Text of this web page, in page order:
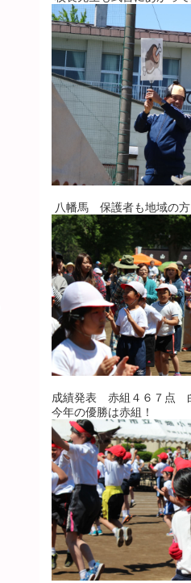
八幡馬 保護者も地域の
成績発表 赤組４６７点
今年の優勝は赤組！